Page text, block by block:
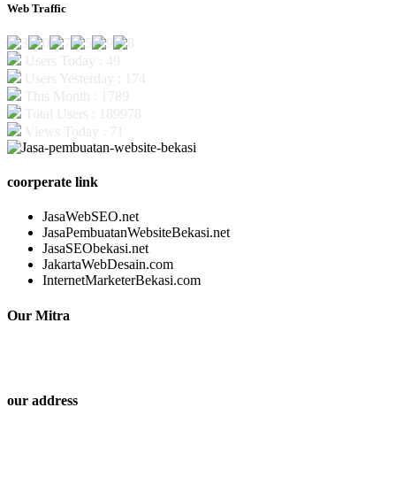
Web Traffic
coorperate link
JasaWebSEO.net
JasaPembuatanWebsiteBekasi.net
JasaSEObekasi.net
JakartaWebDesain.com
InternetMarketerBekasi.com
Our Mitra
our address